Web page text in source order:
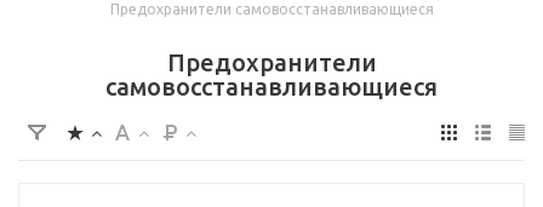
Предохранители самовосстанавливающиеся
Предохранители
самовосстанавливающиеся